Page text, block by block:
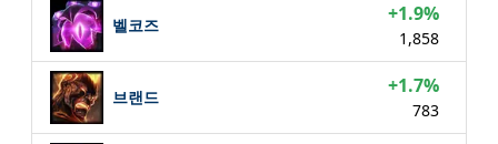
벨코즈 +1.9%
1,858
브랜드 +1.7%
783